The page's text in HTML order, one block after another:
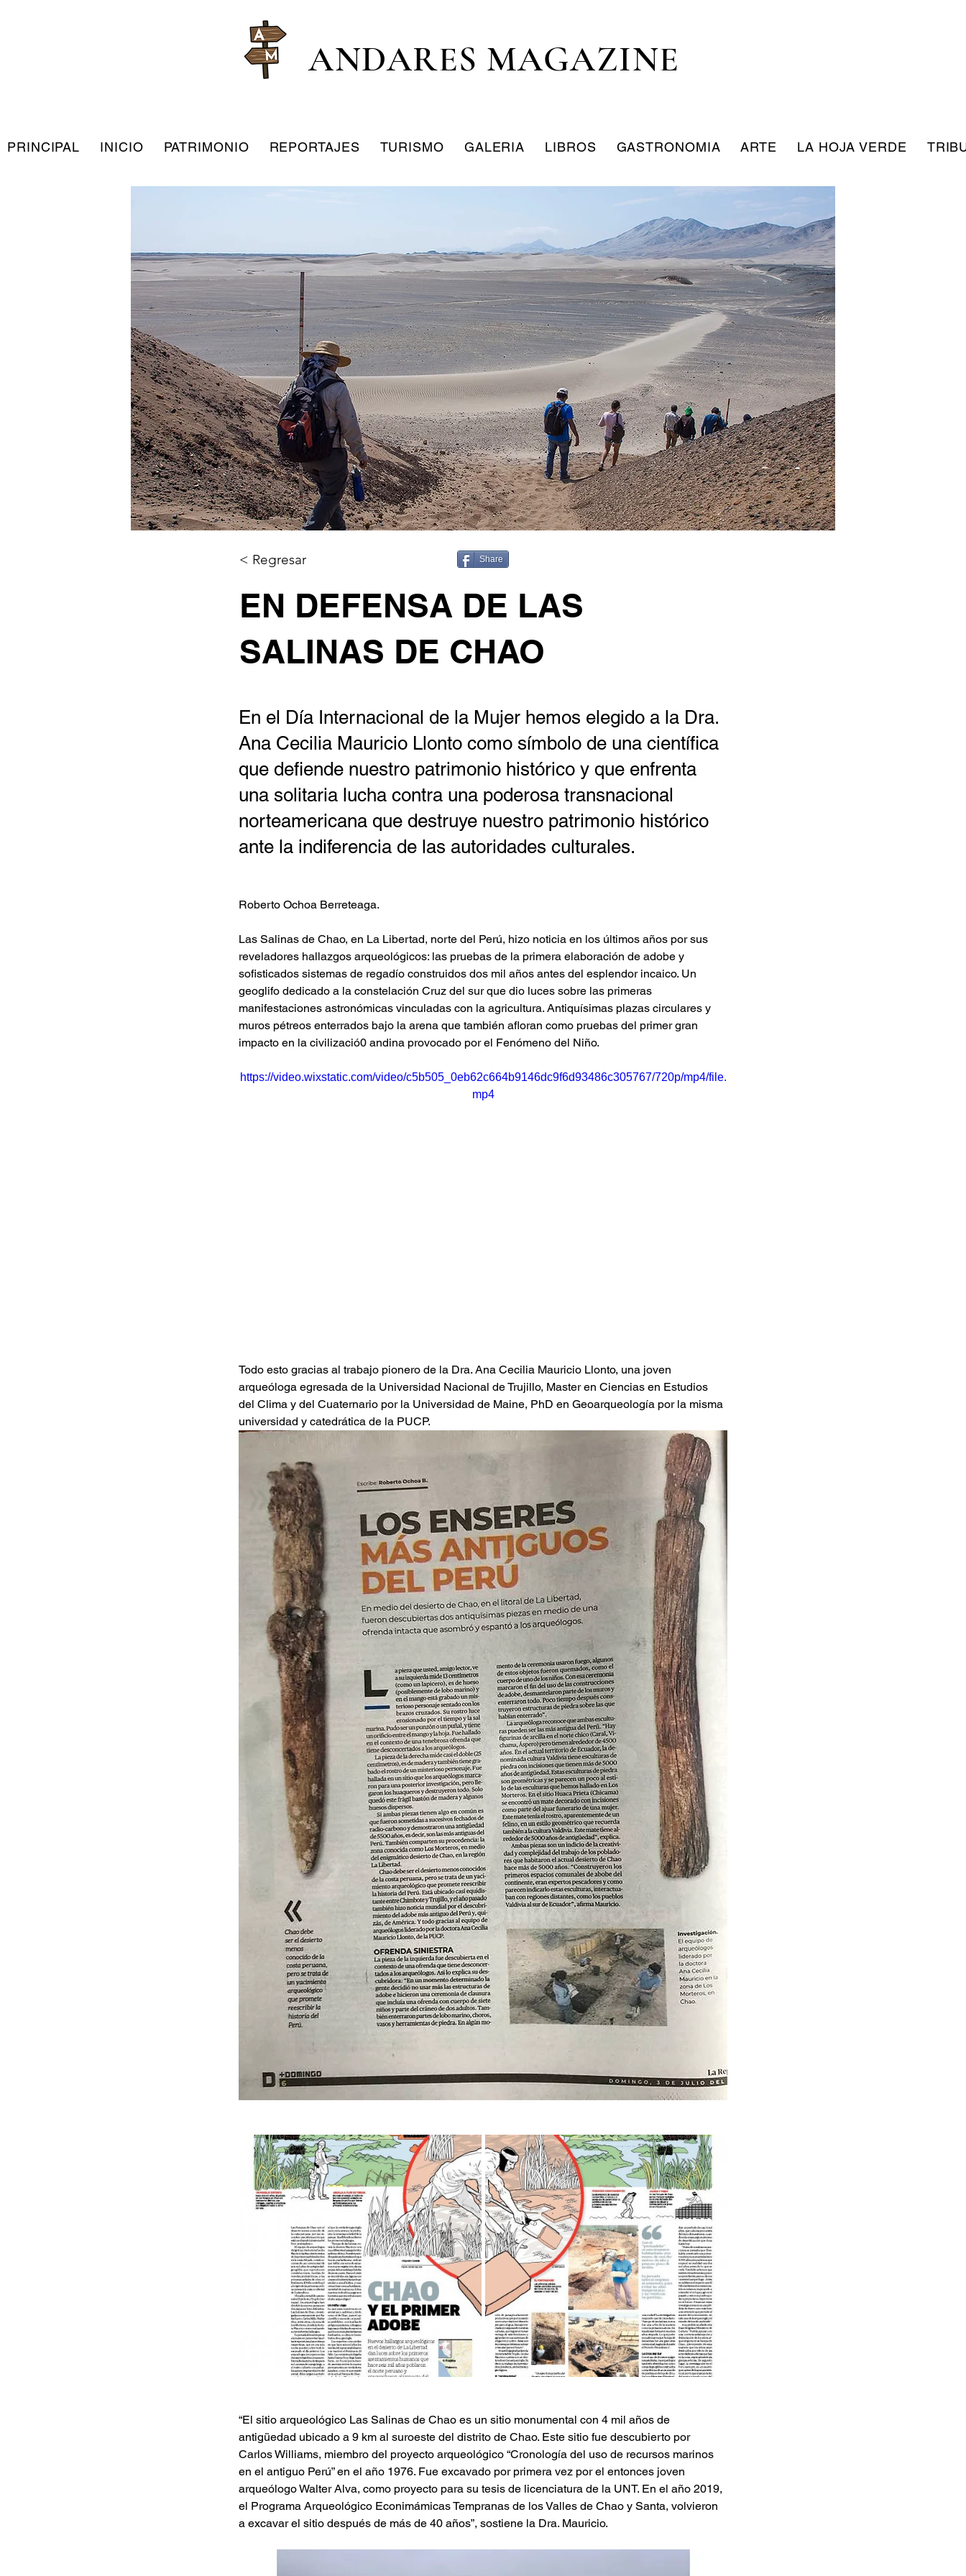
ANDARES MAGAZINE
PRINCIPAL INICIO PATRIMONIO REPORTAJES TURISMO GALERIA LIBROS GASTRONOMIA ARTE LA HOJA VERDE
< Regresar Share
EN DEFENSA DE LAS
SALINAS DE CHAO
En el Día Internacional de la Mujer hemos elegido a la Dra.
Ana Cecilia Mauricio Llonto como símbolo de una científica
que defiende nuestro patrimonio histórico y que enfrenta
una solitaria lucha contra una poderosa transnacional
norteamericana que destruye nuestro patrimonio histórico
ante la indiferencia de las autoridades culturales.
Roberto Ochoa Berreteaga.
Las Salinas de Chao, en La Libertad, norte del Perú, hizo noticia en los últimos años por sus
reveladores hallazgos arqueológicos: las pruebas de la primera elaboración de adobe y
sofisticados sistemas de regadío construidos dos mil años antes del esplendor incaico. Un
geoglifo dedicado a la constelación Cruz del sur que dio luces sobre las primeras
manifestaciones astronómicas vinculadas con la agricultura. Antiquísimas plazas circulares y
muros pétreos enterrados bajo la arena que también afloran como pruebas del primer gran
impacto en la civilizació0 andina provocado por el Fenómeno del Niño.
https://video.wixstatic.com/video/c5b505_0eb62c664b9146dc9f6d93486c305767/720p/mp4/file.
mp4
Todo esto gracias al trabajo pionero de la Dra. Ana Cecilia Mauricio Llonto, una joven
arqueóloga egresada de la Universidad Nacional de Trujillo, Master en Ciencias en Estudios
del Clima y del Cuaternario por la Universidad de Maine, PhD en Geoarqueología por la misma
universidad y catedrática de la PUCP.
“El sitio arqueológico Las Salinas de Chao es un sitio monumental con 4 mil años de
antigüedad ubicado a 9 km al suroeste del distrito de Chao. Este sitio fue descubierto por
Carlos Williams, miembro del proyecto arqueológico “Cronología del uso de recursos marinos
en el antiguo Perú” en el año 1976. Fue excavado por primera vez por el entonces joven
arqueólogo Walter Alva, como proyecto para su tesis de licenciatura de la UNT. En el año 2019,
el Programa Arqueológico Econimámicas Tempranas de los Valles de Chao y Santa, volvieron
a excavar el sitio después de más de 40 años”, sostiene la Dra. Mauricio.